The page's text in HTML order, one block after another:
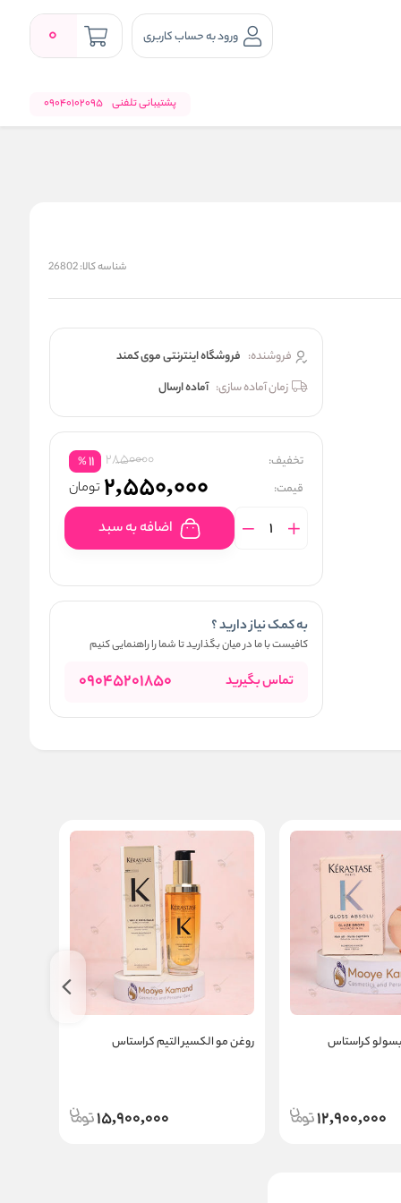
ورود به حساب کاربری 0
پشتیبانی تلفنی 09040102095
شناسه کالا:26802
فروشنده: فروشگاه اینترنتی موی کمند
زمان آماده سازی: آماده ارسال
تخفیف: 2850000
11
%
قیمت: 2,550,000 تومان
اضافه به سبد
به کمک نیاز دارید ؟
کافیست با ما در میان بگذارید تا شما را راهنمایی کنیم
تماس بگیرید 09045201850
کراستاس
12,900,000
روغن مو الکسیر التیم کراستاس
15,900,000